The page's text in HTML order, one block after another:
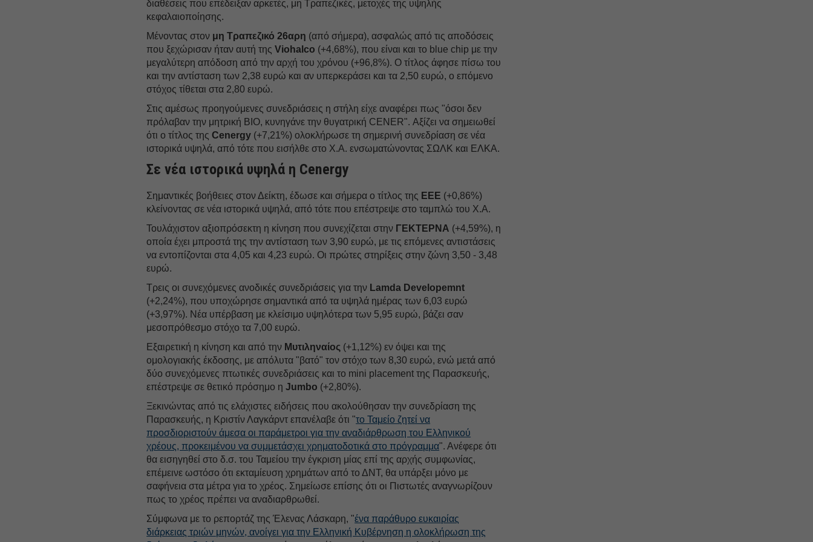
διαθέσεις που επέδειξαν αρκετές, μη Τραπεζικές, μετοχές της υψηλής
κεφαλαιοποίησης.
Μένοντας στον μη Τραπεζικό 26αρη (από σήμερα), ασφαλώς από τις αποδόσεις
που ξεχώρισαν ήταν αυτή τηςViohalco (+4,68%), που είναι και το blue chip με την
μεγαλύτερη απόδοση από την αρχή του χρόνου (+96,8%). Ο τίτλος άφησε πίσω του
και την αντίσταση των 2,38 ευρώ και αν υπερκεράσει και τα 2,50 ευρώ, ο επόμενο
στόχος τίθεται στα 2,80 ευρώ.
Στις αμέσως προηγούμενες συνεδριάσεις η στήλη είχε αναφέρει πως "όσοι δεν
πρόλαβαν την μητρική ΒΙΟ, κυνηγάνε την θυγατρική CENER". Αξίζει να σημειωθεί
ότι ο τίτλος τηςCenergy (+7,21%) ολοκλήρωσε τη σημερινή συνεδρίαση σε νέα
ιστορικά υψηλά, από τότε που εισήλθε στο Χ.Α. ενσωματώνοντας ΣΩΛΚ και ΕΛΚΑ.
Σε νέα ιστορικά υψηλά η Cenergy
Σημαντικές βοήθειες στον Δείκτη, έδωσε και σήμερα ο τίτλος της ΕΕΕ (+0,86%)
κλείνοντας σε νέα ιστορικά υψηλά, από τότε που επέστρεψε στο ταμπλώ του Χ.Α.
Τουλάχιστον αξιοπρόσεκτη η κίνηση που συνεχίζεται στην ΓΕΚΤΕΡΝΑ (+4,59%), η
οποία έχει μπροστά της την αντίσταση των 3,90 ευρώ, με τις επόμενες αντιστάσεις
να εντοπίζονται στα 4,05 και 4,23 ευρώ. Οι πρώτες στηρίξεις στην ζώνη 3,50 - 3,48
ευρώ.
Τρεις οι συνεχόμενες ανοδικές συνεδριάσεις για την Lamda Developemnt
(+2,24%), που υποχώρησε σημαντικά από τα υψηλά ημέρας των 6,03 ευρώ
(+3,97%). Νέα υπέρβαση με κλείσιμο υψηλότερα των 5,95 ευρώ, βάζει σαν
μεσοπρόθεσμο στόχο τα 7,00 ευρώ.
Εξαιρετική η κίνηση και από την Μυτιληναίος (+1,12%) εν όψει και της
ομολογιακής έκδοσης, με απόλυτα "βατό" τον στόχο των 8,30 ευρώ, ενώ μετά από
δύο συνεχόμενες πτωτικές συνεδριάσεις και το mini placement της Παρασκευής,
επέστρεψε σε θετικό πρόσημο ηJumbo (+2,80%).
Ξεκινώντας από τις ελάχιστες ειδήσεις που ακολούθησαν την συνεδρίαση της
Παρασκευής, η Κριστίν Λαγκάρντ επανέλαβε ότι "το Ταμείο ζητεί να
προσδιοριστούν άμεσα οι παράμετροι για την αναδιάρθρωση του Ελληνικού
χρέους, προκειμένου να συμμετάσχει χρηματοδοτικά στο πρόγραμμα". Ανέφερε ότι
θα εισηγηθεί στο δ.σ. του Ταμείου την έγκριση μίας επί της αρχής συμφωνίας,
επέμεινε ωστόσο ότι εκταμίευση χρημάτων από το ΔΝΤ, θα υπάρξει μόνο με
σαφήνεια στα μέτρα για το χρέος. Σημείωσε επίσης ότι οι Πιστωτές αναγνωρίζουν
πως το χρέος πρέπει να αναδιαρθρωθεί.
Σύμφωνα με το ρεπορτάζ της Έλενας Λάσκαρη, "ένα παράθυρο ευκαιρίας
διάρκειας τριών μηνών, ανοίγει για την Ελληνική Κυβέρνηση η ολοκλήρωση της